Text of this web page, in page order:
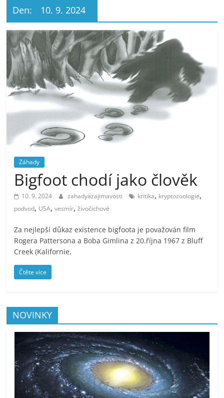
Den: 10. 9. 2024
Záhady
Bigfoot chodí jako člověk
10. 9. 2024 zahadyazajimavosti kritika, kryptozoologie,
podvod, USA,vesmír,živočichové
Za nejlepší důkaz existence bigfoota je považován film
Rogera Pattersona a Boba Gimlina z 20.října 1967 z Bluff
Creek (Kalifornie,
Čtěte více
NOVINKY